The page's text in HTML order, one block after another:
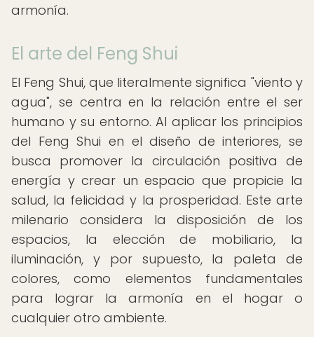
armonía.
El arte del Feng Shui
El Feng Shui, que literalmente significa "viento y
agua", se centra en la relación entre el ser
humano y su entorno. Al aplicar los principios
del Feng Shui en el diseño de interiores, se
busca promover la circulación positiva de
energía y crear un espacio que propicie la
salud, la felicidad y la prosperidad. Este arte
milenario considera la disposición de los
espacios, la elección de mobiliario, la
iluminación, y por supuesto, la paleta de
colores, como elementos fundamentales
para lograr la armonía en el hogar o
cualquier otro ambiente.